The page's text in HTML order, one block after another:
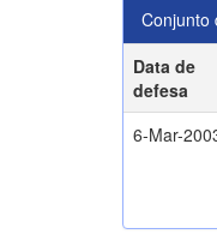
Conjunto
Data de
defesa
6-Mar-